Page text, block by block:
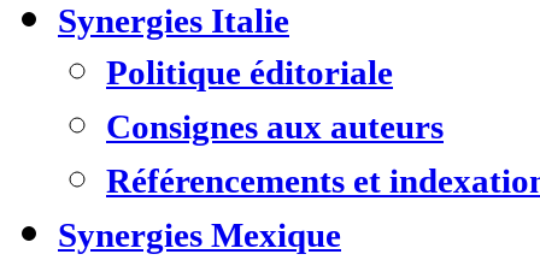
Synergies Italie
Politique éditoriale
Consignes aux auteurs
Référencements et
Synergies Mexique